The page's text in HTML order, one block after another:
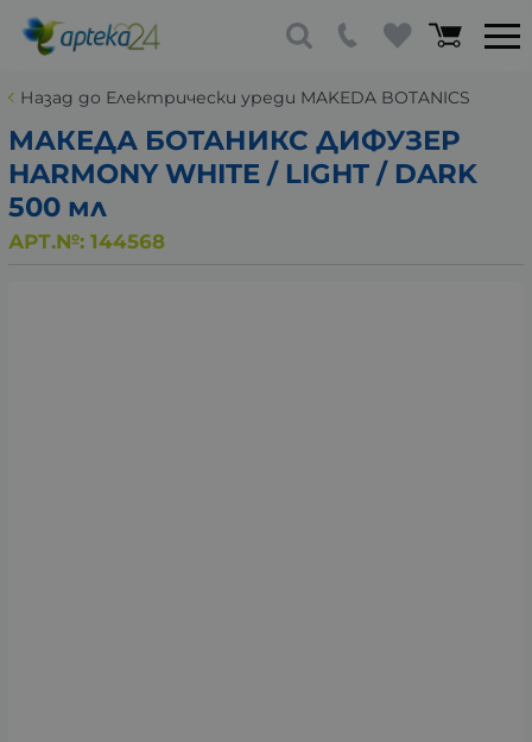
Назад до Електрически уреди MAKEDA BOTANICS
МАКЕДА БОТАНИКС ДИФУЗЕР
HARMONY WHITE / LIGHT / DARK
500 мл
АРТ.№: 144568